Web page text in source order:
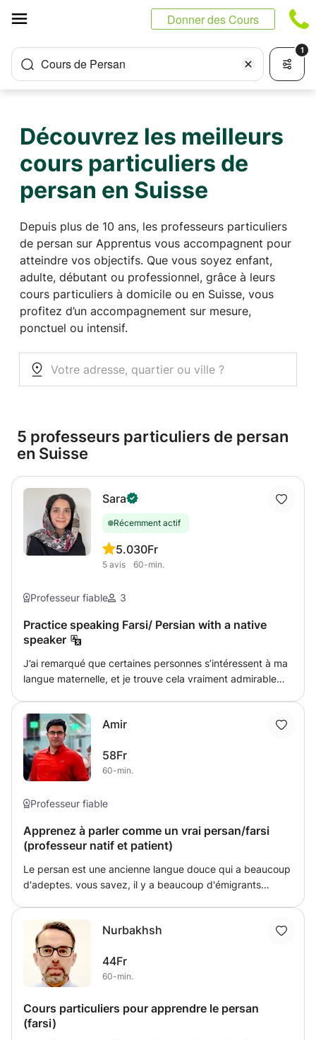
Donner des Cours
Cours de Persan
1
Découvrez les meilleurs
cours particuliers de
persan en Suisse
Depuis plus de 10 ans, les professeurs particuliers
de persan sur Apprentus vous accompagnent pour
atteindre vos objectifs. Que vous soyez enfant,
adulte, débutant ou professionnel, grâce à leurs
cours particuliers à domicile ou en Suisse, vous
profitez d’un accompagnement sur mesure,
ponctuel ou intensif.
5 professeurs particuliers de persan
en Suisse
Sara
Récemment actif
5.0
5 avis
30Fr
60-min.
Professeur fiable 3
Practice speaking Farsi/ Persian with a native
speaker
J’ai remarqué que certaines personnes s’intéressent à ma
langue maternelle, et je trouve cela vraiment admirable
aider si vous souhaitez pratiquer le Farsi ! Lors de chaque
séance, nous essaierons de discuter de sujets du
quotidien afin d’apprendre la langue de manière pratique
et utile. La méthode sera axée sur le farsi conversationnel,
Amir
58Fr
60-min.
Professeur fiable
Apprenez à parler comme un vrai persan/farsi
(professeur natif et patient)
Le persan est une ancienne langue douce qui a beaucoup
d'adeptes. vous savez, il y a beaucoup d'émigrants
leurs enfants, leur femme, leur mari et même leurs amis.
C'est tellement excitant pour moi d'enseigner le persan
parce que j'aime leur accent quand ils parlent et je peux
aussi communiquer avec des gens d'autres pays et parler
eux sont mes amis maintenant, j'a hâte de vous voir et de
trouver de nouveaux amis. J'attends sincèrement votre
Nurbakhsh
44Fr
60-min.
Cours particuliers pour apprendre le persan
(farsi)